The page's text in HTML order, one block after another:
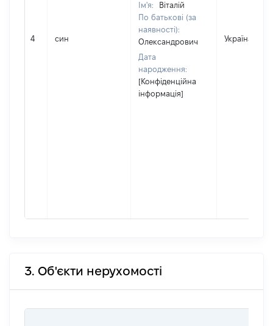
4 син
Ім'я:
Віталій
По батькові (за
наявності):
Олександрович
Дата
народження:
[Конфіденційна
інформація]
Україна
3. Об'єкти нерухомості